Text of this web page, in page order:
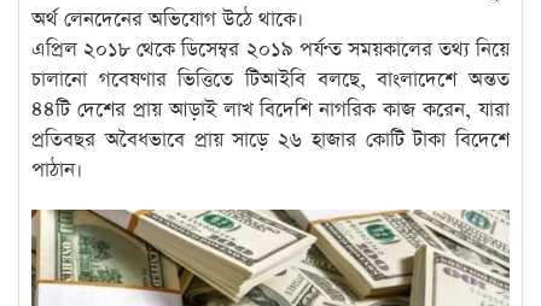
অর্থ লেনদেনের অভিযোগ উঠে থাকে।
এপ্রিল ২০১৮ থেকে ডিসেম্বর ২০১৯ পর্যণ্ত সময়কালের তথ্য নিয়ে
চালানো গবেষণার ভিত্তিতে টিআইবি বলছে, বাংলাদেশে অন্তত
৪৪টি দেশের প্রায় আড়াই লাখ বিদেশি নাগরিক কাজ করেন, যারা
প্রতিবছর অবৈধভাবে প্রায় সাড়ে ২৬ হাজার কোটি টাকা বিদেশে
পাঠান।